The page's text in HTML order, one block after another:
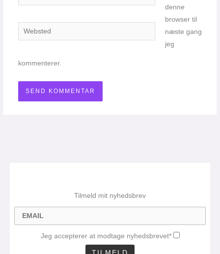
Websted
denne
browser til
næste gang
jeg
kommenterer.
Tilmeld mit nyhedsbrev
Jeg accepterer at modtage nyhedsbrevet*